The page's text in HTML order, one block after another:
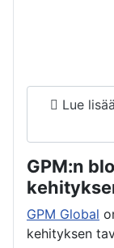
Lue
GPM:n
GPM Global
kehityksen